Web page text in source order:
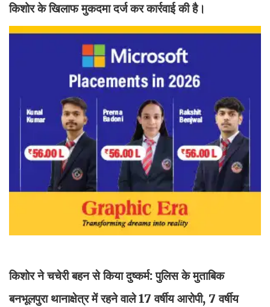
किशोर के खिलाफ मुकदमा दर्ज कर कार्रवाई की है।
किशोर ने चचेरी बहन से किया दुष्कर्म: पुलिस के मुताबिक
बनभूलपुरा थानाक्षेत्र में रहने वाले 17 वर्षीय आरोपी, 7 वर्षीय